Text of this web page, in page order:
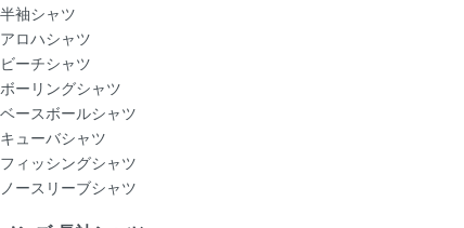
半袖シャツ
アロハシャツ
ビーチシャツ
ボーリングシャツ
ベースボールシャツ
キューバシャツ
フィッシングシャツ
ノースリーブシャツ